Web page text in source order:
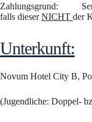
Zahlungsgrund:
falls dieserNICHT der
Unterkunft:
Novum Hotel City B,
(Jugendliche: Doppel-